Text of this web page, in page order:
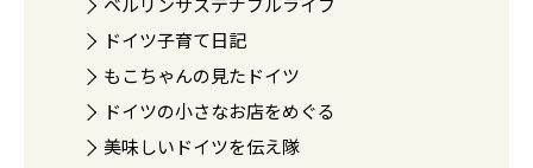
ドイツ子育て日記
もこちゃんの見たドイツ
ドイツの小さなお店をめぐる
美味しいドイツを伝え隊